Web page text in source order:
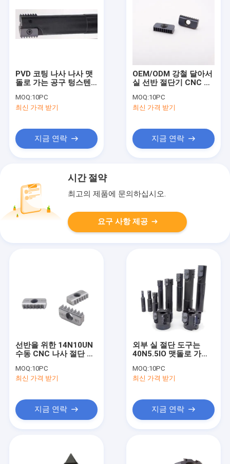
PVD 코팅 나사 나사 맷
돌로 가는 공구 텅스텐
14W
MOQ:10PC
최신 가격 받기
지금 연락
OEM/ODM 강철 달아서
실 선반 절단기 CNC 맷
21N24UN
MOQ:10PC
최신 가격 받기
지금 연락
시간 절약
최고의 제품에 문의하십시오.
요구 사항 제공
선반을 위한 14N10UN
수동 CNC 나사 절단 끝
MOQ:10PC
최신 가격 받기
지금 연락
외부 실 절단 도구는
40N5.5IO 맷돌로 가고
합니다
MOQ:10PC
최신 가격 받기
지금 연락